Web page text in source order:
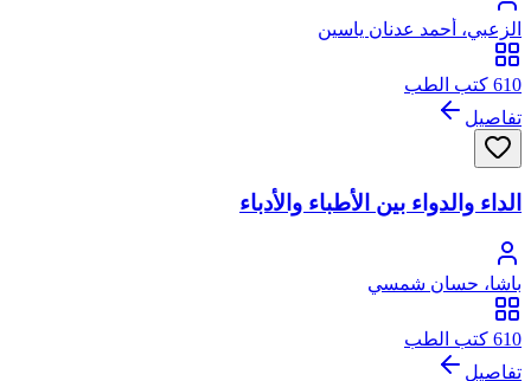
الزعبي، أحمد عدنان ياسين
610 كتب الطب
تفاصيل
الداء والدواء بين الأطباء والأدباء
باشا، حسان شمسي
610 كتب الطب
تفاصيل